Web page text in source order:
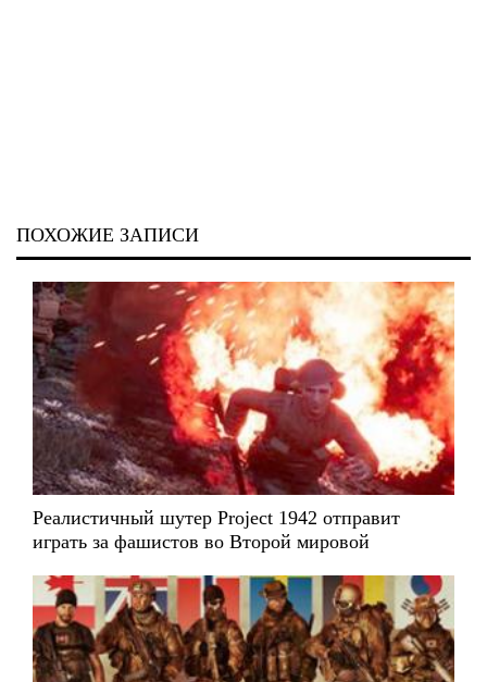
ПОХОЖИЕ ЗАПИСИ
Реалистичный шутер Project 1942 отправит
играть за фашистов во Второй мировой